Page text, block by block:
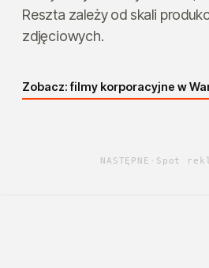
Reszta zależy od skali
zdjęciowych.
Zobacz: filmy korporacyjne w
NASTĘPNE · Spot